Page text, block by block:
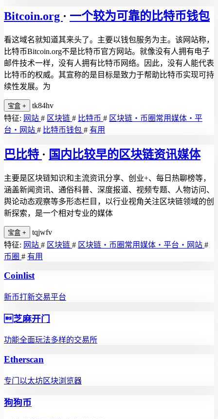
Bitcoin.org · 一个较为可靠的比特币钱包
看这域名就知道其来头了。主要以钱包服务为主。该网站称，
比特币Bitcoin.org不是比特币官方网站。就像没有人拥有电子
邮件技术一样，没有人拥有比特币网络。因此，没有人能代表
比特币的权威。其宣称的是目标是致力于帮助比特币实现可持
续性发展。为
宝盒 +
tk84hv
特征: 网站 # 区块链 # 比特币 # 区块链・币圈常用媒体・平
台・网站 # 比特币钱包 # 有用
巴比特 · 国内比较早的区块链资讯媒体
主要是区块链知识和主流资讯分享、创业+、每日热聊榜等，
涵盖新闻资讯、通俗科普、深度报道、视频专题、人物访问、
舆论动态观察等多形态栏目，以行业视角关注区块链领域的创
新探索，是一个相对专业的媒体
宝盒 +
tqjwfv
特征: 网站 # 区块链 # 区块链・币圈常用媒体・平台・网站 #
币圈 # 有用
Coinlist
新币打新交易平台
芝麻开门
功能全面玩法多样的交易所
Etherscan
专门以太坊区块浏览器
狗狗币